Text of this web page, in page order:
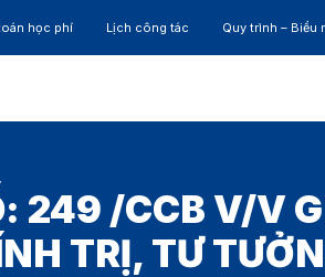
học phí Lịch công tác Quy trình – Biểu
249 /CCB V/V
TRỊ, TƯ